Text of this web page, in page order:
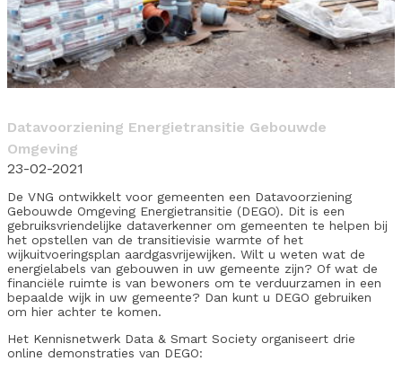
Datavoorziening Energietransitie Gebouwde
Omgeving
23-02-2021
De VNG ontwikkelt voor gemeenten een Datavoorziening
Gebouwde Omgeving Energietransitie (DEGO). Dit is een
gebruiksvriendelijke dataverkenner om gemeenten te helpen bij
het opstellen van de transitievisie warmte of het
wijkuitvoeringsplan aardgasvrijewijken. Wilt u weten wat de
energielabels van gebouwen in uw gemeente zijn? Of wat de
financiële ruimte is van bewoners om te verduurzamen in een
bepaalde wijk in uw gemeente? Dan kunt u DEGO gebruiken
om hier achter te komen.
Het Kennisnetwerk Data & Smart Society organiseert drie
online demonstraties van DEGO: